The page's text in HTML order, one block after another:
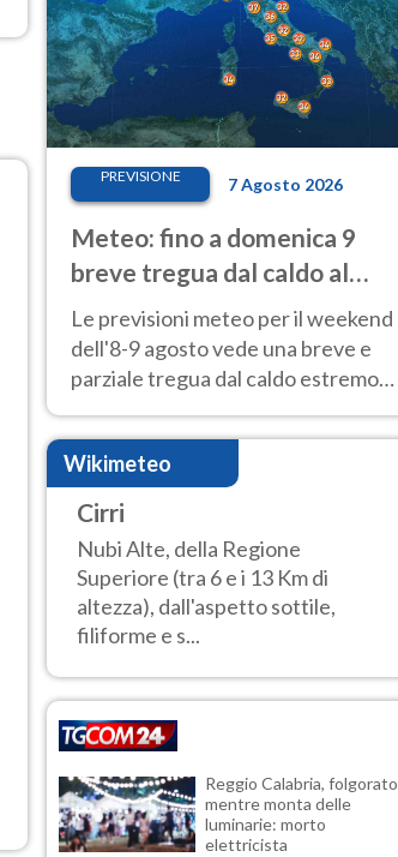
PREVISIONE 7 Agosto 2026
Meteo: fino a domenica 9
breve tregua dal caldo al
Nord! Altrove calura e afa
Le previsioni meteo per il weekend
dell'8-9 agosto vede una breve e
parziale tregua dal caldo estremo
al Nord mentre altrove persistono
40 gradi.
Wikimeteo
Cirri
Nubi Alte, della Regione
Superiore (tra 6 e i 13 Km di
altezza), dall'aspetto sottile,
filiforme e s...
Reggio Calabria, folgorato
mentre monta delle
luminarie: morto
elettricista